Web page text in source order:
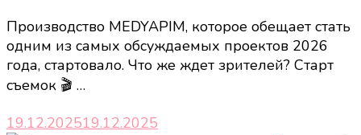
Производство MEDYAPIM, которое обещает стать
одним из самых обсуждаемых проектов 2026
года, стартовало. Что же ждет зрителей? Старт
съемок 🎬 …
19.12.202519.12.2025